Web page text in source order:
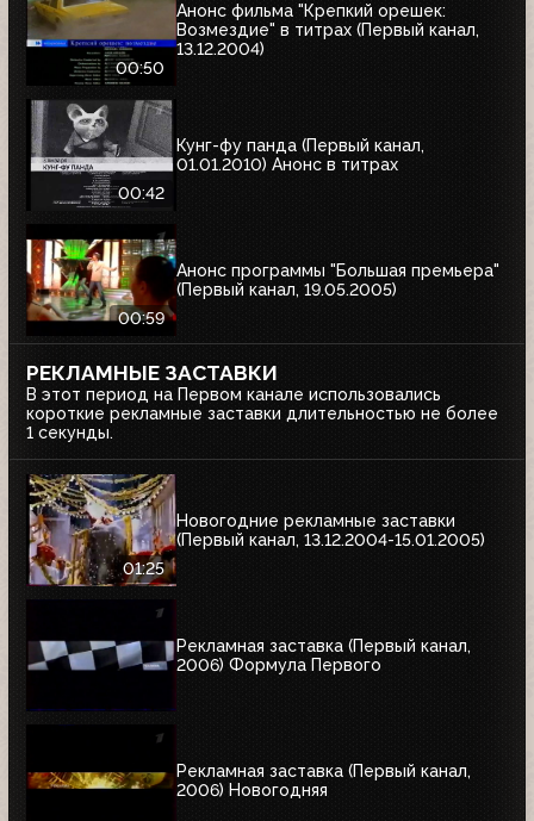
00:50
Анонс фильма "Крепкий орешек:
Возмездие" в титрах (Первый канал,
13.12.2004)
00:42
Кунг-фу панда (Первый канал,
01.01.2010) Анонс в титрах
00:59
Анонс программы "Большая премьера"
(Первый канал, 19.05.2005)
РЕКЛАМНЫЕ ЗАСТАВКИ
В этот период на Первом канале использовались
короткие рекламные заставки длительностью не более
1 секунды.
01:25
Новогодние рекламные заставки
(Первый канал, 13.12.2004-15.01.2005)
Рекламная заставка (Первый канал,
2006) Формула Первого
Рекламная заставка (Первый канал,
2006) Новогодняя